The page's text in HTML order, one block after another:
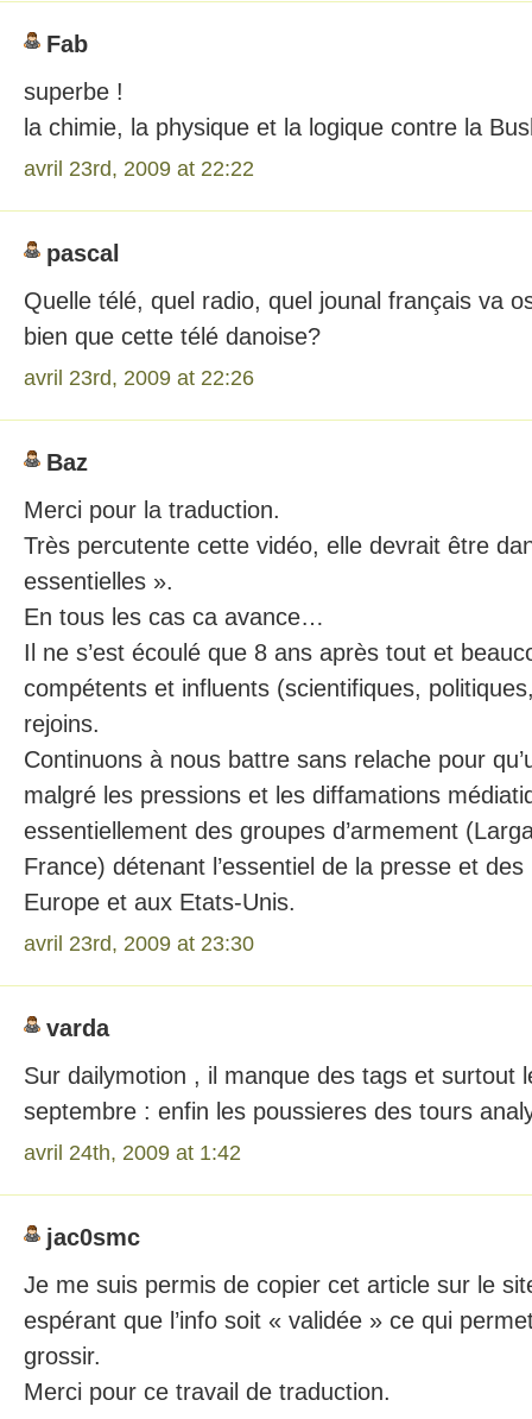
Fab
superbe !
la chimie, la physique et la logique contre la
avril 23rd, 2009 at 22:22
pascal
Quelle télé, quel radio, quel jounal français va
bien que cette télé danoise?
avril 23rd, 2009 at 22:26
Baz
Merci pour la traduction.
Très percutente cette vidéo, elle devrait être
essentielles ».
En tous les cas ca avance…
Il ne s’est écoulé que 8 ans après tout et
compétents et influents (scientifiques,
rejoins.
Continuons à nous battre sans relache pour
malgré les pressions et les diffamations
essentiellement des groupes d’armement
France) détenant l’essentiel de la presse et
Europe et aux Etats-Unis.
avril 23rd, 2009 at 23:30
varda
Sur dailymotion , il manque des tags et surtout
septembre : enfin les poussieres des tours
avril 24th, 2009 at 1:42
jac0smc
Je me suis permis de copier cet article sur le
espérant que l’info soit « validée » ce qui
grossir.
Merci pour ce travail de traduction.